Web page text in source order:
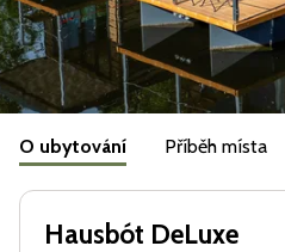
O ubytování Příběh místa
Hausbót DeLuxe